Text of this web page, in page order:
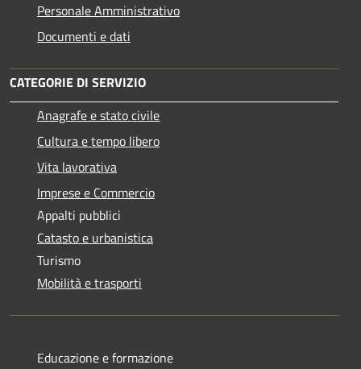
Personale Amministrativo
Documenti e dati
CATEGORIE DI SERVIZIO
Anagrafe e stato civile
Cultura e tempo libero
Vita lavorativa
Imprese e Commercio
Appalti pubblici
Catasto e urbanistica
Turismo
Mobilità e trasporti
Educazione e formazione